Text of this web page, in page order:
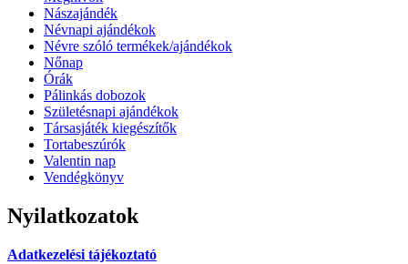
Nászajándék
Névnapi ajándékok
Névre szóló termékek/ajándékok
Nőnap
Órák
Pálinkás dobozok
Születésnapi ajándékok
Társasjáték kiegészítők
Tortabeszúrók
Valentin nap
Vendégkönyv
Nyilatkozatok
Adatkezelési tájékoztató